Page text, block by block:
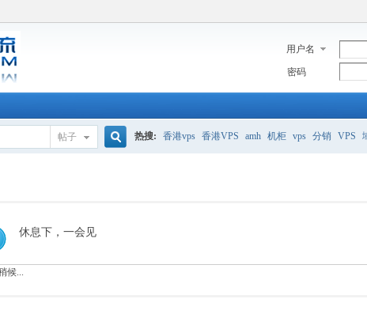
用户名
密码
帖子 热搜: 香港vps 香港VPS amh 机柜 vps 分销 VPS
休息下，一会见
候...